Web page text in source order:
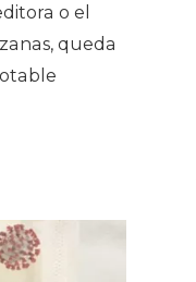
o el
queda